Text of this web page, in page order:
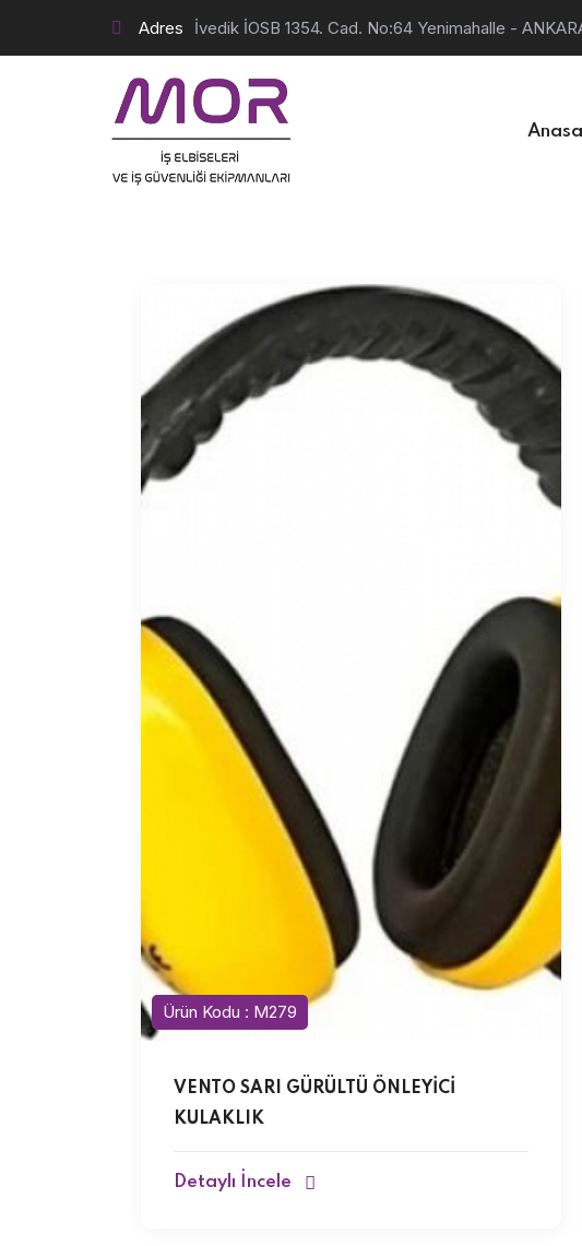
Adres İvedik İOSB 1354. Cad. No:64 Yenimahalle -
Ürün Kodu : M279
VENTO SARI GÜRÜLTÜ ÖNLEYİCİ
KULAKLIK
Detaylı İncele